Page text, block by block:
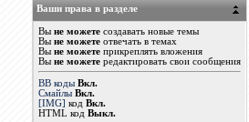
Ваши права в разделе
Вы не можетесоздавать новые темы
Вы не можетеотвечать в темах
Вы не можетеприкреплять вложения
Вы не можетередактировать свои сообщения
BB коды Вкл.
Смайлы Вкл.
[IMG] код Вкл.
HTML код Выкл.